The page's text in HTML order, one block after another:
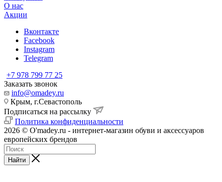
О нас
Акции
Вконтакте
Facebook
Instagram
Telegram
+7 978 799 77 25
Заказать звонок
info@omadey.ru
Крым, г.Севастополь
Подписаться на рассылку
Политика конфиденциальности
2026 © O'madey.ru - интернет-магазин обуви и аксессуаров
европейских брендов
Найти